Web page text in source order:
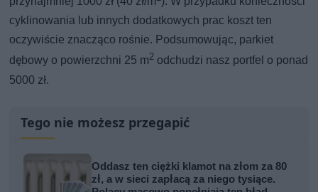
cyklinowania lub innych dodatkowych prac koszt ten
oczywiście znacząco rośnie. Podsumowując, parkiet
dębowy o powierzchni 25 m2 odchudzi nasz portfel o ponad
5000 zł.
Tego nie możesz przegapić
Oddasz ten ciężki klamot na złom za 80
zł, a w sieci zapłacą za niego tysiące.